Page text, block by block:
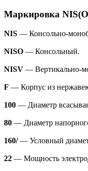
Маркировка
NIS — Консольно-
NISO — Консольный.
NISV — Вертикально-
F — Корпус из
100 — Диаметр
80 — Диаметр
160/— Условный
22 — Мощность